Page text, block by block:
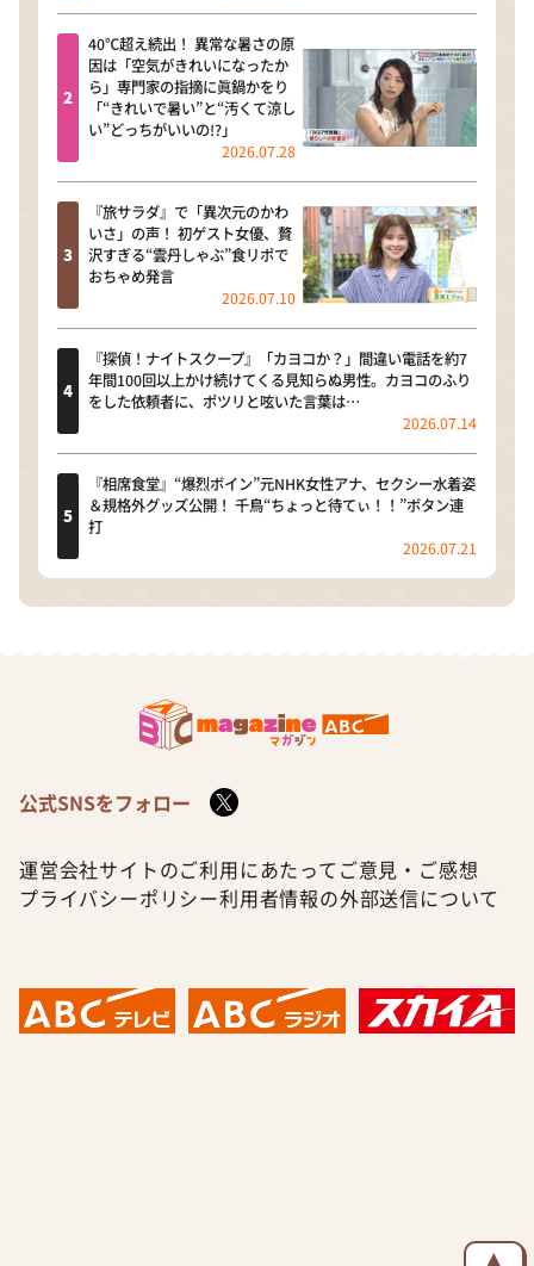
40℃超え続出！ 異常な暑さの原
因は「空気がきれいになったか
ら」専門家の指摘に眞鍋かをり
「“きれいで暑い”と“汚くて涼し
い”どっちがいいの!?」
2026.07.28
『旅サラダ』で「異次元のかわ
いさ」の声！ 初ゲスト女優、贅
沢すぎる“雲丹しゃぶ”食リポで
おちゃめ発言
2026.07.10
『探偵！ナイトスクープ』「カヨコか？」間違い電話を約7
年間100回以上かけ続けてくる見知らぬ男性。カヨコのふり
をした依頼者に、ポツリと呟いた言葉は…
2026.07.14
『相席食堂』“爆烈ボイン”元NHK女性アナ、セクシー水着姿
＆規格外グッズ公開！ 千鳥“ちょっと待てぃ！！”ボタン連
打
2026.07.21
公式SNSをフォロー
運営会社サイトのご利用にあたって ご意見・ご感想
プライバシーポリシー利用者情報の外部送信について